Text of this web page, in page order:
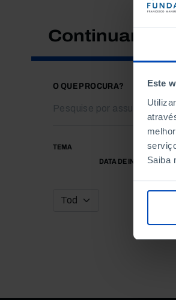
Este
Saiba
Continuar a
O QUE PROCURA?
TEMA
DATA DE INÍCIO